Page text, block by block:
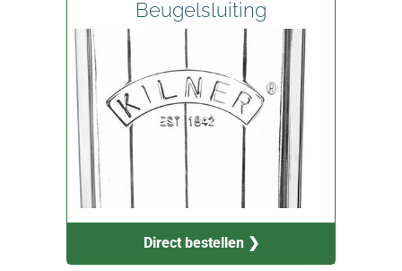
Beugelsluiting
Direct bestellen ❯